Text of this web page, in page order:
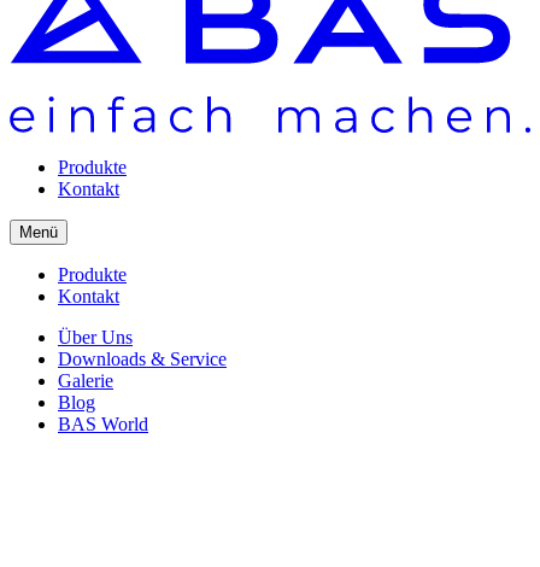
Produkte
Kontakt
Menü
Produkte
Kontakt
Über Uns
Downloads & Service
Galerie
Blog
BAS World